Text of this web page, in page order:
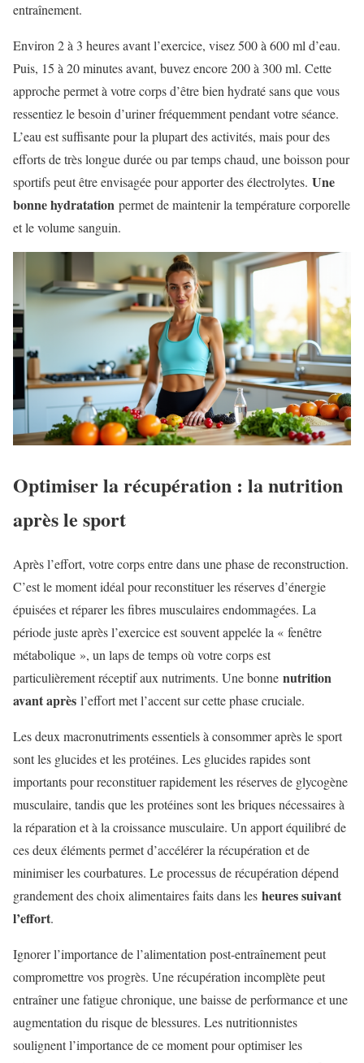
entraînement.
Environ 2 à 3 heures avant l’exercice, visez 500 à 600 ml d’eau.
Puis, 15 à 20 minutes avant, buvez encore 200 à 300 ml. Cette
approche permet à votre corps d’être bien hydraté sans que vous
ressentiez le besoin d’uriner fréquemment pendant votre séance.
L’eau est suffisante pour la plupart des activités, mais pour des
efforts de très longue durée ou par temps chaud, une boisson pour
sportifs peut être envisagée pour apporter des électrolytes. Une
bonne hydratation permet de maintenir la température corporelle
et le volume sanguin.
Optimiser la récupération : la nutrition
après le sport
Après l’effort, votre corps entre dans une phase de reconstruction.
C’est le moment idéal pour reconstituer les réserves d’énergie
épuisées et réparer les fibres musculaires endommagées. La
période juste après l’exercice est souvent appelée la « fenêtre
métabolique », un laps de temps où votre corps est
particulièrement réceptif aux nutriments. Une bonne nutrition
avant après l’effort met l’accent sur cette phase cruciale.
Les deux macronutriments essentiels à consommer après le sport
sont les glucides et les protéines. Les glucides rapides sont
importants pour reconstituer rapidement les réserves de glycogène
musculaire, tandis que les protéines sont les briques nécessaires à
la réparation et à la croissance musculaire. Un apport équilibré de
ces deux éléments permet d’accélérer la récupération et de
minimiser les courbatures. Le processus de récupération dépend
grandement des choix alimentaires faits dans les heures suivant
l’effort.
Ignorer l’importance de l’alimentation post-entraînement peut
compromettre vos progrès. Une récupération incomplète peut
entraîner une fatigue chronique, une baisse de performance et une
augmentation du risque de blessures. Les nutritionnistes
soulignent l’importance de ce moment pour optimiser les